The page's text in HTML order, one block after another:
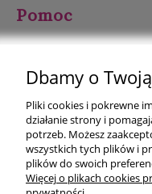
Pomoc
Płatności i
Informacje
O nas
Dbamy o
Pliki cookies i pokrewne
działanie strony i
potrzeb. Możesz
wszystkich tych plików i
plików do swoich
Więcej o plikach cookies